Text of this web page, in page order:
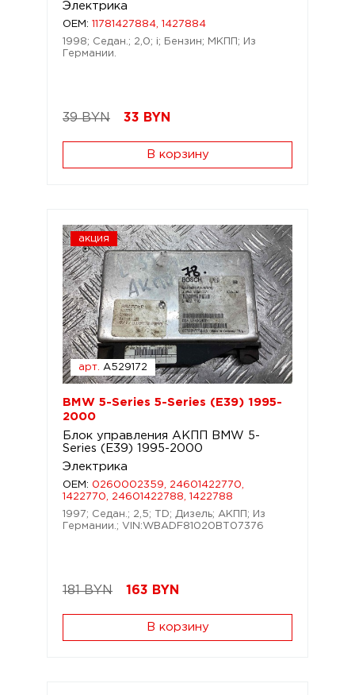
Электрика
OEM: 11781427884, 1427884
1998; Седан.; 2,0; i; Бензин; МКПП; Из
Германии.
39 BYN 33 BYN
В корзину
акция
арт. A529172
BMW 5-Series 5-Series (E39) 1995-
2000
Блок управления АКПП BMW 5-
Series (E39) 1995-2000
Электрика
OEM: 0260002359, 24601422770,
1422770, 24601422788, 1422788
1997; Седан.; 2,5; TD; Дизель; АКПП; Из
Германии.; VIN:WBADF81020BT07376
181 BYN 163 BYN
В корзину